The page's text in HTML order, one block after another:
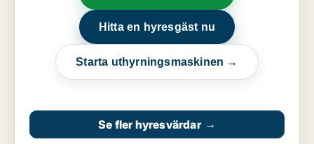
Hitta en hyresgäst nu
Starta uthyrningsmaskinen →
Se fler hyresvärdar →